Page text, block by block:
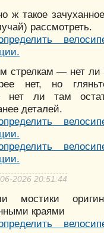
ж такое
рассмотреть.
стрелкам — нет ли
нет, но
нет ли там
деталей.
2026 20:51:44
мостики
краями